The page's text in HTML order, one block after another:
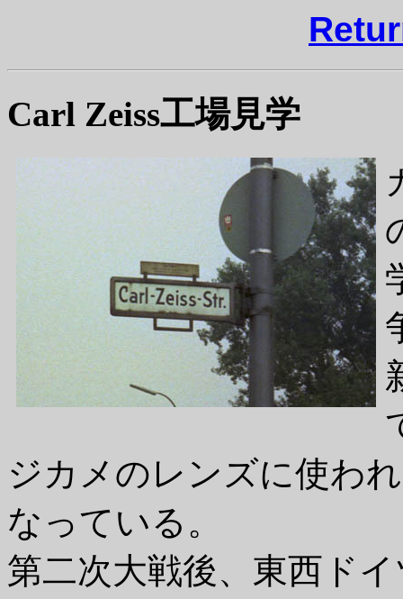
Carl Zeiss工場見学
ジカメのレンズに使わ
なっている。
第二次大戦後、東西ド